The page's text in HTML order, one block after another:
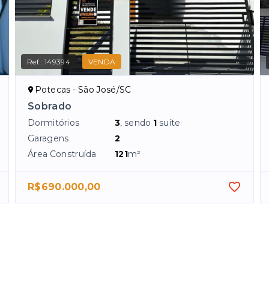
Ref.:149394 VENDA
Potecas - São José/SC
Sobrado
Dormitórios 3, sendo 1 suíte
Garagens
2
Área Construída
121m²
R$690.000,00